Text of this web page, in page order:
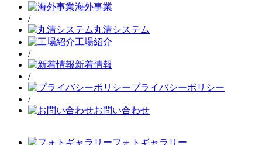
海外事業
/
丸清システム
工場紹介
/
新着情報
/
プライバシーポリシー
/
お問い合わせ
フォトギャラリー